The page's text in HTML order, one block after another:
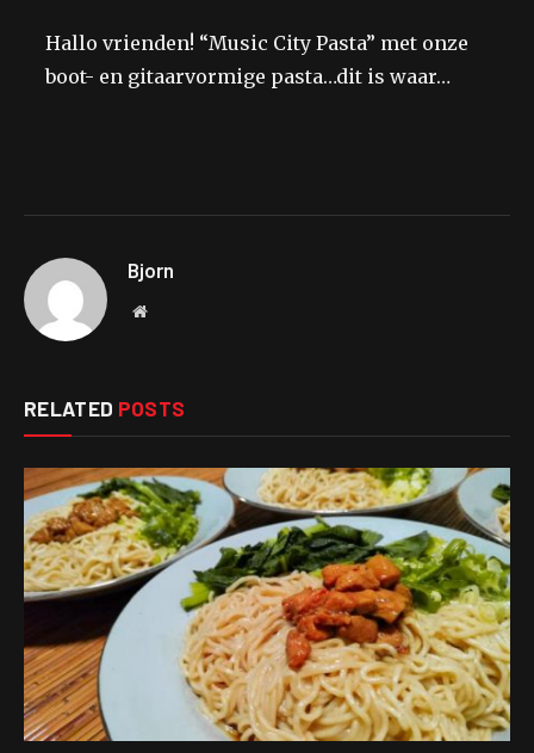
Hallo vrienden! “Music City Pasta” met onze
boot- en gitaarvormige pasta…dit is waar…
Bjorn
Website
RELATED POSTS